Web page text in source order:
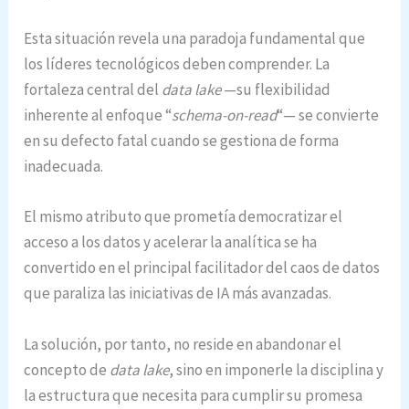
Esta situación revela una paradoja fundamental que
los líderes tecnológicos deben comprender. La
fortaleza central del data lake—su flexibilidad
inherente al enfoque “schema-on-read“— se convierte
en su defecto fatal cuando se gestiona de forma
inadecuada.
El mismo atributo que prometía democratizar el
acceso a los datos y acelerar la analítica se ha
convertido en el principal facilitador del caos de datos
que paraliza las iniciativas de IA más avanzadas.
La solución, por tanto, no reside en abandonar el
concepto de data lake, sino en imponerle la disciplina y
la estructura que necesita para cumplir su promesa